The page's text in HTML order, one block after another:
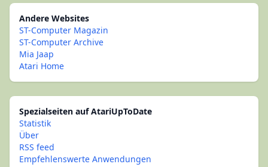
Andere Websites
ST-Computer Magazin
ST-Computer Archive
Mia Jaap
Atari Home
Spezialseiten auf AtariUpToDate
Statistik
Über
RSS feed
Empfehlenswerte Anwendungen